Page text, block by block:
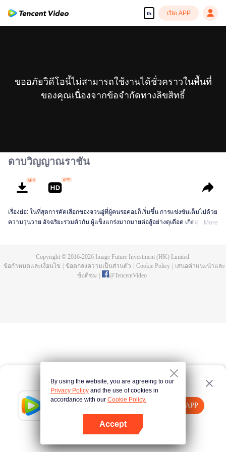
th เปิด APP
Tencent Video
เปิด APP
คลิกที่นี่ ลองใหม่อีกครั้ง
ขออภัยวิดีโอนี้ไม่สามารถใช้งานได้ชั่วคราวในพื้นที่
ของคุณเนื่องจากข้อจำกัดทางลิขสิทธิ์
ดาบวิญญาณราชัน
เรื่องย่อ: ในที่สุดการคัดเลือกของจวนอู่ที่ผู้คนรอคอยก็เริ่มขึ้น การแข่งขันเต็มไปด้วย
ความวุ่นวาย อัจฉริยะรวมตัวกัน ผู้แข็งแกร่งมากมายต่อสู้อย่างดุเดือด เกิดอุบัติเหตุ
การลอบสังหารที่ไม่อาจคาดเดานี้ได้อย่างไร
More
Copyright © 2016-2026Image Future Investment (HK) Limited.
ข้อกำหนดและเงื่อนไข
ข้อตกลงความเป็นส่วนตัว Cookie Policy
เสนอคำแนะนำและ
ข้อติชม
@TencentVideo
By using the website, you are agreeing to our
Privacy Policy and the use of cookies in
accordance with our Cookie Policy.
Accept